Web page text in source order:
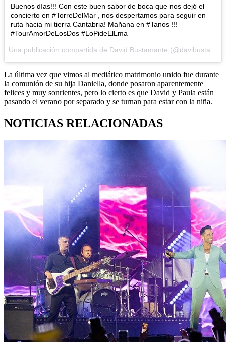
Buenos días!!! Con este buen sabor de boca que nos dejó el
concierto en #TorreDelMar , nos despertamos para seguir en
ruta hacia mi tierra Cantabria! Mañana en #Tanos !!!
#TourAmorDeLosDos #LoPideElLma
La última vez que vimos al mediático matrimonio unido fue durante
la comunión de su hija Daniella, donde posaron aparentemente
felices y muy sonrientes, pero lo cierto es que David y Paula están
pasando el verano por separado y se turnan para estar con la niña.
NOTICIAS RELACIONADAS